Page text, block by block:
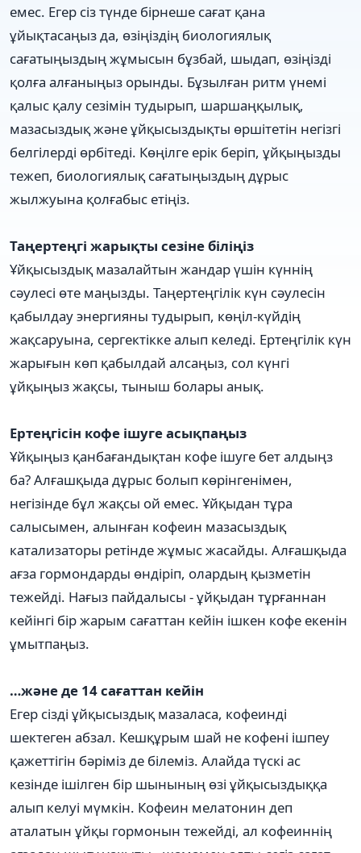
емес. Егер сіз түнде бірнеше сағат қана
ұйықтасаңыз да, өзіңіздің биологиялық
сағатыңыздың жұмысын бұзбай, шыдап, өзіңізді
қолға алғаныңыз орынды. Бұзылған ритм үнемі
қалыс қалу сезімін тудырып, шаршаңқылық,
мазасыздық және ұйқысыздықты өршітетін негізгі
белгілерді өрбітеді. Көңілге ерік беріп, ұйқыңызды
тежеп, биологиялық сағатыңыздың дұрыс
жылжуына қолғабыс етіңіз.
Таңертеңгі жарықты сезіне біліңіз
Ұйқысыздық мазалайтын жандар үшін күннің
сәулесі өте маңызды. Таңертеңгілік күн сәулесін
қабылдау энергияны тудырып, көңіл-күйдің
жақсаруына, сергектікке алып келеді. Ертеңгілік күн
жарығын көп қабылдай алсаңыз, сол күнгі
ұйқыңыз жақсы, тыныш болары анық.
Ертеңгісін кофе ішуге асықпаңыз
Ұйқыңыз қанбағандықтан кофе ішуге бет алдыңз
ба? Алғашқыда дұрыс болып көрінгенімен,
негізінде бұл жақсы ой емес. Ұйқыдан тұра
салысымен, алынған кофеин мазасыздық
катализаторы ретінде жұмыс жасайды. Алғашқыда
ағза гормондарды өндіріп, олардың қызметін
тежейді. Нағыз пайдалысы - ұйқыдан тұрғаннан
кейінгі бір жарым сағаттан кейін ішкен кофе екенін
ұмытпаңыз.
…және де 14 сағаттан кейін
Егер сізді ұйқысыздық мазаласа, кофеинді
шектеген абзал. Кешқұрым шай не кофені ішпеу
қажеттігін бәріміз де білеміз. Алайда түскі ас
кезінде ішілген бір шынының өзі ұйқысыздыққа
алып келуі мүмкін. Кофеин мелатонин деп
аталатын ұйқы гормонын тежейді, ал кофеиннің